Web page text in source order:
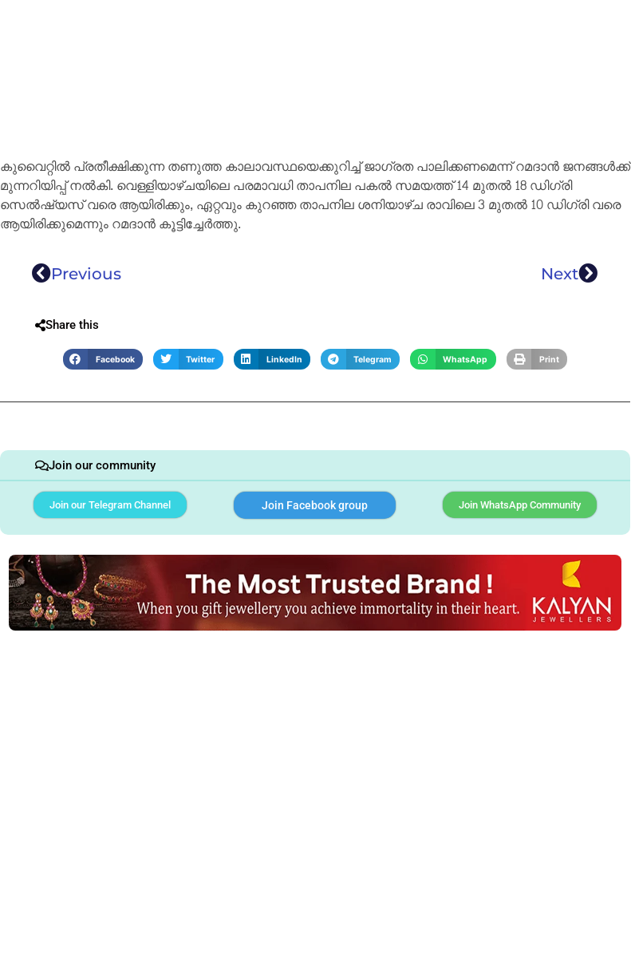
കുവൈറ്റിൽ പ്രതീക്ഷിക്കുന്ന തണുത്ത കാലാവസ്ഥയെക്കുറിച്ച് ജാഗ്രത പാലിക്കണമെന്ന് റമദാൻ ജനങ്ങൾക്ക്
മുന്നറിയിപ്പ് നൽകി. വെള്ളിയാഴ്ചയിലെ പരമാവധി താപനില പകൽ സമയത്ത് 14 മുതൽ 18 ഡിഗ്രി
സെൽഷ്യസ് വരെ ആയിരിക്കും, ഏറ്റവും കുറഞ്ഞ താപനില ശനിയാഴ്ച രാവിലെ 3 മുതൽ 10 ഡിഗ്രി വരെ
ആയിരിക്കുമെന്നും റമദാൻ കൂട്ടിച്ചേർത്തു.
Previous Next
Share this
Facebook Twitter LinkedIn Telegram WhatsApp Print
Join our community
Join our Telegram Channel Join Facebook group Join WhatsApp Community